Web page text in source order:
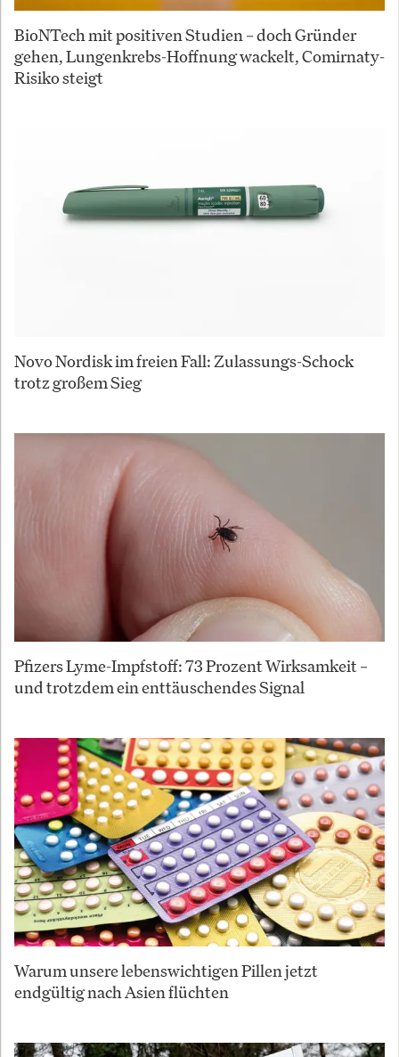
BioNTech mit positiven Studien – doch Gründer
gehen, Lungenkrebs-Hoffnung wackelt, Comirnaty-
Risiko steigt
Novo Nordisk im freien Fall: Zulassungs-Schock
trotz großem Sieg
Pfizers Lyme-Impfstoff: 73 Prozent Wirksamkeit –
und trotzdem ein enttäuschendes Signal
Warum unsere lebenswichtigen Pillen jetzt
endgültig nach Asien flüchten